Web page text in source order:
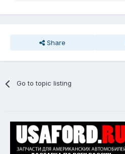
Share
Go to topic listing